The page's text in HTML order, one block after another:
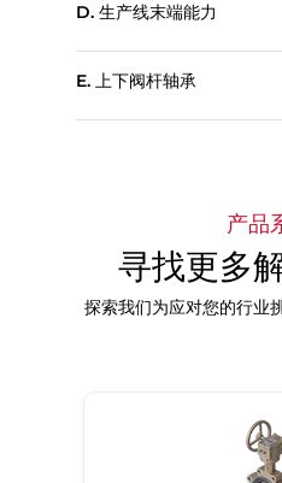
D. 生产线末端能力
E. 上下阀杆轴承
产品
寻找更多
探索我们为应对您的行业